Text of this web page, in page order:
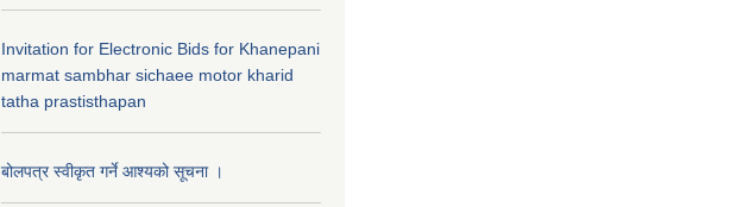
Invitation for Electronic Bids for Khanepani
marmat sambhar sichaee motor kharid
tatha prastisthapan
बोलपत्र स्वीकृत गर्ने आश्यको सूचना ।